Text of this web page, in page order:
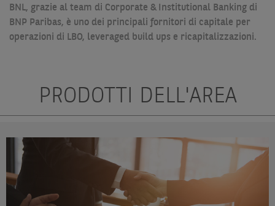
BNL, grazie al team di Corporate & Institutional Banking di
BNP Paribas, è uno dei principali fornitori di capitale per
operazioni di LBO, leveraged build ups e ricapitalizzazioni.
PRODOTTI DELL'AREA